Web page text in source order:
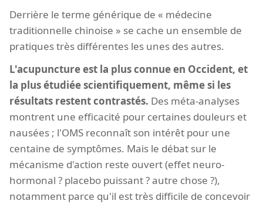
Derrière le terme générique de « médecine
traditionnelle chinoise » se cache un ensemble de
pratiques très différentes les unes des autres.
L'acupuncture est la plus connue en Occident, et
la plus étudiée scientifiquement, même si les
résultats restent contrastés. Des méta-analyses
montrent une efficacité pour certaines douleurs et
nausées ; l'OMS reconnaît son intérêt pour une
centaine de symptômes. Mais le débat sur le
mécanisme d'action reste ouvert (effet neuro-
hormonal ? placebo puissant ? autre chose ?),
notamment parce qu'il est très difficile de concevoir